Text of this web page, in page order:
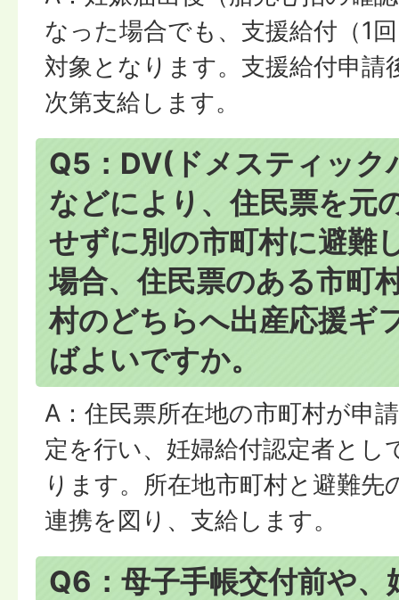
なった場合でも、支援給付（1
対象となります。支援給付申請
次第支給します。
Q5：DV(ドメスティック
などにより、住民票を元
せずに別の市町村に避難
場合、住民票のある市町
村のどちらへ出産応援ギ
ばよいですか。
A：住民票所在地の市町村が申
定を行い、妊婦給付認定者とし
ります。所在地市町村と避難先
連携を図り、支給します。
Q6：母子手帳交付前や、